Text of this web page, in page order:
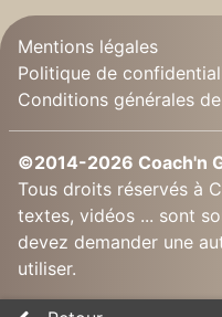
Mentions légales
Politique de
Conditions générales
©2014-2026 Coach'n
Tous droits réservés à
textes, vidéos ... sont
devez demander une
utiliser.